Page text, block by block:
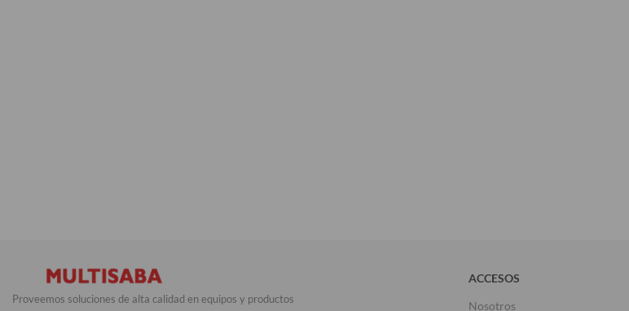
Proveemos soluciones de alta calidad en equipos y productos
ACCESOS
Nosotros